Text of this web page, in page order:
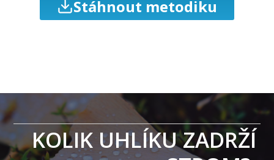
Stáhnout metodiku
KOLIK UHLÍKU ZADRŽÍ